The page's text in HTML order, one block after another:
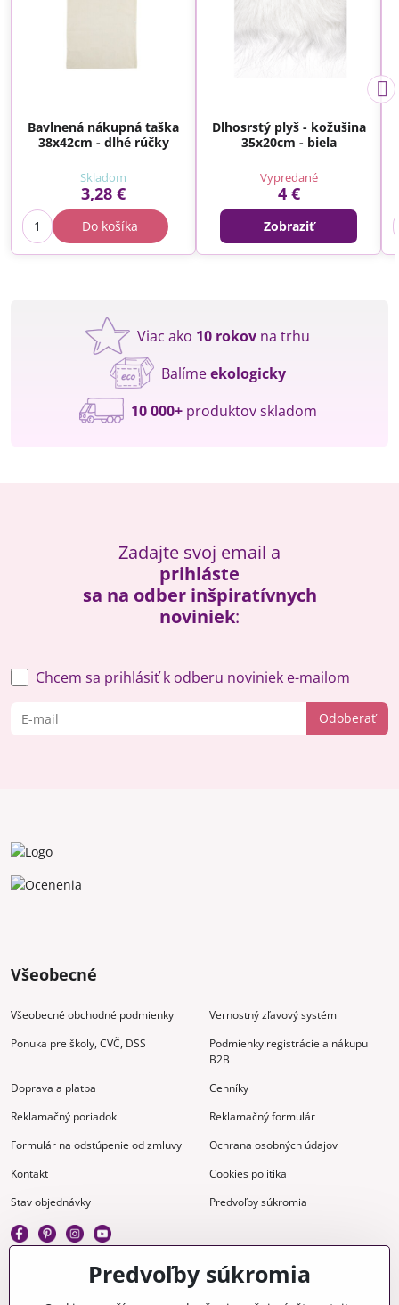
Bavlnená nákupná taška
38x42cm - dlhé rúčky
Skladom
3,28 €
Do košíka
Dlhosrstý plyš - kožušina
35x20cm - biela
Vypredané
4 €
Zobraziť
Viac ako 10 rokov na trhu
Balímeekologicky
10 000+produktov skladom
Zadajte svoj email a
prihláste
sa na odber inšpiratívnych
noviniek:
Odoberať
Chcem sa prihlásiť k odberu noviniek e-mailom
Všeobecné
Všeobecné obchodné podmienky
Vernostný zľavový systém
Ponuka pre školy, CVČ, DSS
Podmienky registrácie a nákupu
B2B
Doprava a platba
Cenníky
Reklamačný poriadok
Reklamačný formulár
Formulár na odstúpenie od zmluvy
Ochrana osobných údajov
Kontakt
Cookies politika
Stav objednávky
Predvoľby súkromia
Predvoľby súkromia